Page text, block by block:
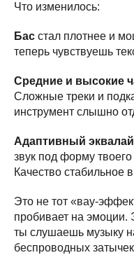
Что изменилось:
Бас стал плотнее и
теперь чувствуешь
Средние и высокие
Сложные треки и
инструмент слышно
Адаптивный
звук под форму
Качество стабильное
Это не тот «вау-
пробивает на эмоции.
ты слушаешь музыку
беспроводных